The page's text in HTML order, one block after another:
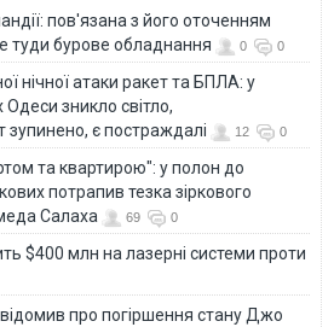
пов'язана з його оточенням
туди бурове обладнання
0 0
нічної атаки ракет та БПЛА: у
зникло світло,
зупинено, є постраждалі
12 0
та квартирою": у полон до
потрапив тезка зіркового
Салаха
69 0
$400 млн на лазерні системи проти
про погіршення стану Джо